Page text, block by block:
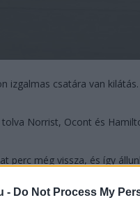
- Do Not Process My
izgalmas csatára van kilátás.
Norrist, Ocont és
perc még vissza, és így